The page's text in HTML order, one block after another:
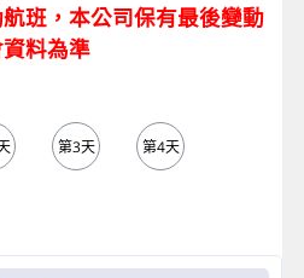
班，本公司保有最後變動
料為準
第3天 第4天